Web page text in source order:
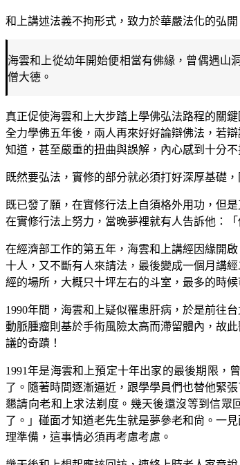
和上講述法義不拘形式，致力於華嚴法化的弘
海雲和上從幼年開始便相當有佛緣，曾偶遇山
僧大德。
真正促使海雲和上大步踏上學佛弘法路程的關
全力學佛五年後，兩人再來好好論辯佛法，若
知道，甚至嚴重的扭曲與誤解，內心感到十分
既然要弘法，實修的部分就必須打好深厚基礎
既已發了願，在實修行法上自須格外用功，但
在實修行法上努力，當晚夢裡就有人告訴他：
在經濟部工作的第五年，海雲和上講經因緣開
十人，又不斷有人來請法，最後變成一個月講
經的場所，大概只十坪左右的斗室，最多的時
1990年間，海雲和上疑似罹患肝病，於是前往
動脈腫瘤則基於手術風險太高而滯留體內，故
議的奇蹟！
1991年是海雲和上預定十年出家的最後期限，
了。隨著時間逐漸逼近，跟學學員們也替他緊
懇請向老和上求法剃度。幾天後還沒等到信
了。」碰面才知道老先生就是夢參老和尙。一
理準備，這事情必須再考慮考慮。